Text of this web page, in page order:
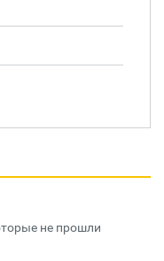
не прошли